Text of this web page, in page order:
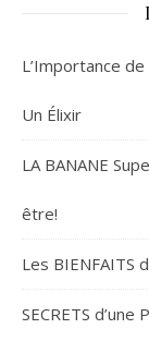
L’Importance
Un Élixir
LA BANANE
être!
Les BIENFAITS
SECRETS d’une